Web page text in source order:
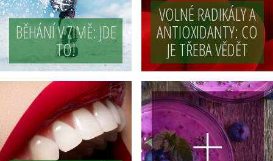
BĚHÁNÍ V ZIMĚ: JDE
TO!
VOLNÉ RADIKÁLY A
ANTIOXIDANTY: CO
JE TŘEBA VĚDĚT